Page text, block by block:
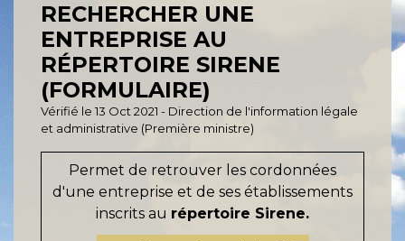
RECHERCHER UNE
ENTREPRISE AU
RÉPERTOIRE SIRENE
(FORMULAIRE)
Vérifié le 13 Oct 2021 - Direction de l'information légale
et administrative (Première ministre)
Permet de retrouver les cordonnées
d'une entreprise et de ses établissements
inscrits au répertoire Sirene.